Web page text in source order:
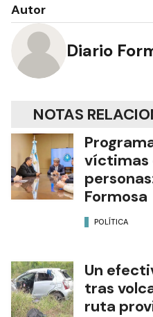
Autor
Diario
NOTAS
víctimas
Formosa
POLÍTICA
Un
tras
ruta